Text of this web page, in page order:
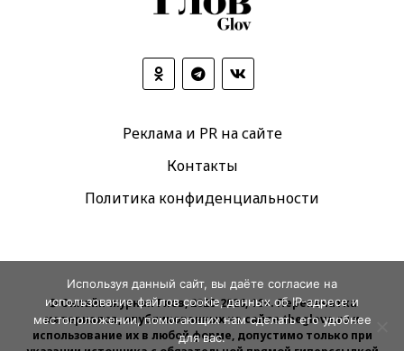
Реклама и PR на сайте
Контакты
Политика конфиденциальности
© Онлайн-журнал Глов, 2020-2026, 16+. Перепечатка
материалов, опубликованных на сайте theglove.ru и
использование их в любой форме, допустимо только при
Используя данный сайт, вы даёте согласие на
использование файлов cookie, данных об IP-адресе и
местоположении, помогающих нам сделать его удобнее
для вас.